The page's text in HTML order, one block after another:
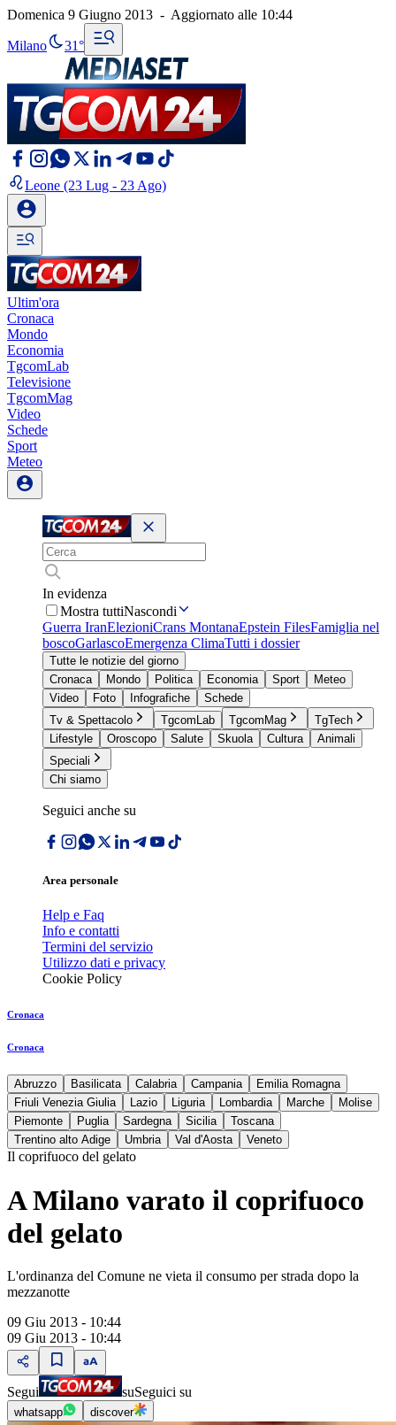
Domenica 9 Giugno 2013 - Aggiornato alle 10:44
Milano 31°
Leone (23 Lug - 23 Ago)
Ultim'ora
Cronaca
Mondo
Economia
TgcomLab
Televisione
TgcomMag
Video
Schede
Sport
Meteo
In evidenza
Mostra tuttiNascondi
Guerra IranElezioniCrans MontanaEpstein FilesFamiglia nel
boscoGarlascoEmergenza ClimaTutti i dossier
Tutte le notizie del giorno
Cronaca
Mondo Politica Economia Sport
Meteo
Video
Foto Infografiche
Schede
Tv & Spettacolo
TgcomLab TgcomMag
TgTech
Lifestyle
Oroscopo Salute Skuola Cultura
Animali
Speciali
Chi siamo
Seguici anche su
Area personale
Help e Faq
Info e contatti
Termini del servizio
Utilizzo dati e privacy
Cookie Policy
Cronaca
Cronaca
Abruzzo Basilicata Calabria Campania
Emilia Romagna
Friuli Venezia Giulia
Lazio Liguria Lombardia Marche
Molise
Piemonte
Puglia Sardegna Sicilia
Toscana
Trentino alto Adige
Umbria Val d'Aosta Veneto
Il coprifuoco del gelato
A Milano varato il coprifuoco
del gelato
L'ordinanza del Comune ne vieta il consumo per strada dopo la
mezzanotte
09 Giu 2013 - 10:44
09 Giu 2013 - 10:44
Segui suSeguici su
whatsapp discover